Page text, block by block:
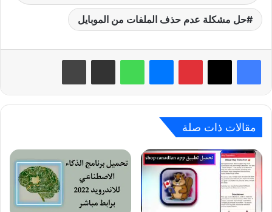
حل مشكلة عدم حذف الملفات من الموبايل
بينتيريست واتساب
مقالات ذات صلة